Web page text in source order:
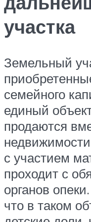
участка
Земельный
семейного
единый
продаются
с участием
проходит с
органов
что в таком